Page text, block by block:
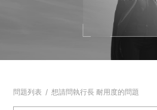
問題列表 / 想請問執行長 耐用度的問題